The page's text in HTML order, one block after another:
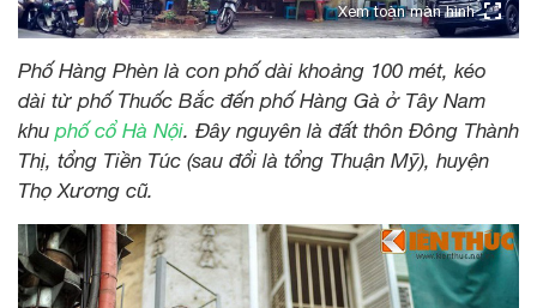
Xem toàn màn hình
Phố Hàng Phèn là con phố dài khoảng 100 mét, kéo
dài từ phố Thuốc Bắc đến phố Hàng Gà ở Tây Nam
khu phố cổ Hà Nội. Đây nguyên là đất thôn Đông Thành
Thị, tổng Tiền Túc (sau đổi là tổng Thuận Mỹ), huyện
Thọ Xương cũ.